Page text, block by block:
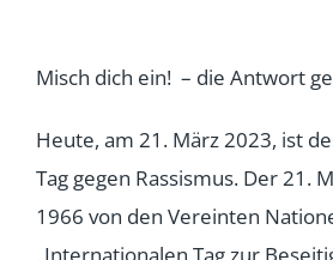
Misch dich ein! – die Antwort
Heute, am 21. März 2023, ist
Tag gegen Rassismus. Der 21.
1966 von den Vereinten